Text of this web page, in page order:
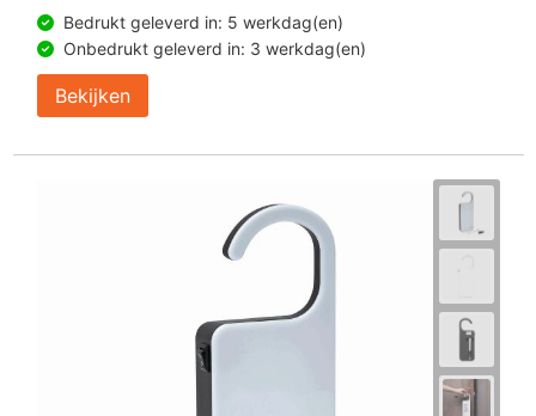
Bedrukt geleverd in: 5 werkdag(en)
Onbedrukt geleverd in: 3 werkdag(en)
Bekijken